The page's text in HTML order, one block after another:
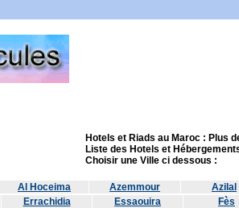
Hotels et Riads au Maroc : Plus
Liste des Hotels et
Choisir une Ville ci dessous :
Al Hoceima Azemmour Azilal
Errachidia Essaouira Fès